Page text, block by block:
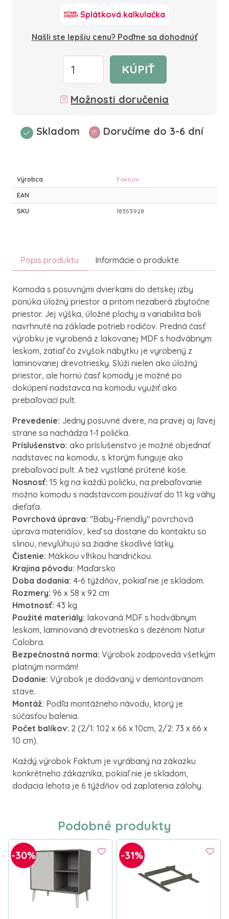
Splátková kalkulačka
Našli ste lepšiu cenu? Poďme sa dohodnúť
KÚPIŤ
Možnosti doručenia
Skladom Doručíme do 3-6 dní
Výrobca Faktum
EAN
SKU 18353928
Popis produktu Informácie o produkte
Komoda s posuvnými dvierkami do detskej izby
ponúka úložný priestor a pritom nezaberá zbytočne
priestor. Jej výška, úložné plochy a variabilita boli
navrhnuté na základe potrieb rodičov. Predná časť
výrobku je vyrobená z lakovanej MDF s hodvábnym
leskom, zatiaľ čo zvyšok nábytku je vyrobený z
laminovanej drevotriesky. Slúži nielen ako úložný
priestor, ale hornú časť komody je možné po
dokúpení nadstavca na komodu využiť ako
prebaľovací pult.
Prevedenie: Jedny posuvné dvere, na pravej aj ľavej
strane sa nachádza 1-1 polička.
Príslušenstvo: ako príslušenstvo je možné objednať
nadstavec na komodu, s ktorým funguje ako
prebaľovací pult. A tiež vystlané prútené koše.
Nosnosť: 15 kg na každú poličku, na prebaľovanie
možno komodu s nadstavcom používať do 11 kg váhy
dieťaťa.
Povrchová úprava: "Baby-Friendly" povrchová
úprava materiálov, keď sa dostane do kontaktu so
slinou, nevylúhujú sa žiadne škodlivé látky.
Čistenie: Mäkkou vlhkou handričkou.
Krajina pôvodu: Maďarsko
Doba dodania: 4-6 týždňov, pokiaľ nie je skladom.
Rozmery: 96 x 58 x 92 cm
Hmotnosť: 43 kg
Použité materiály: lakovaná MDF s hodvábnym
leskom, laminovaná drevotrieska s dezénom Natur
Calobra.
Bezpečnostná norma: Výrobok zodpovedá všetkým
platným normám!
Dodanie: Výrobok je dodávaný v demontovanom
stave.
Montáž: Podľa montážneho návodu, ktorý je
súčasťou balenia.
Počet balíkov: 2 (2/1: 102 x 66 x 10cm, 2/2: 73 x 66 x
10 cm).
Každý výrobok Faktum je vyrábaný na zákazku
konkrétneho zákazníka, pokiaľ nie je skladom,
dodacia lehota je 6 týždňov od zaplatenia zálohy.
Podobné produkty
-30% -31%